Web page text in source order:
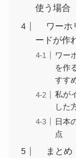
使う場合
ワーホ
ードが作
ワー
を作
すす
私が
した
日本
点
まとめ